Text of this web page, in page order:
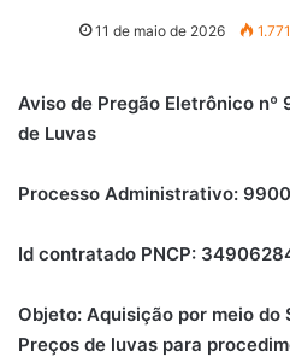
11 de maio de 2026 1.771
Aviso de Pregão Eletrônico
de Luvas
Processo Administrativo:
Id contratado PNCP:
Objeto: Aquisição por meio do
Preços de luvas para